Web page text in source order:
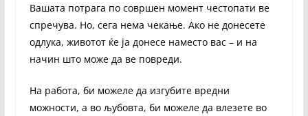
Вашата потрага по совршен момент честопати ве
спречува. Но, сега нема чекање. Ако не донесете
одлука, животот ќе ја донесе наместо вас – и на
начин што може да ве повреди.
На работа, би можеле да изгубите вредни
можности, а во љубовта, би можеле да влезете во